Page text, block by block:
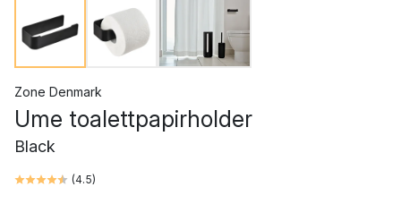
Zone Denmark
Ume toalettpapirholder
Black
(4.5)